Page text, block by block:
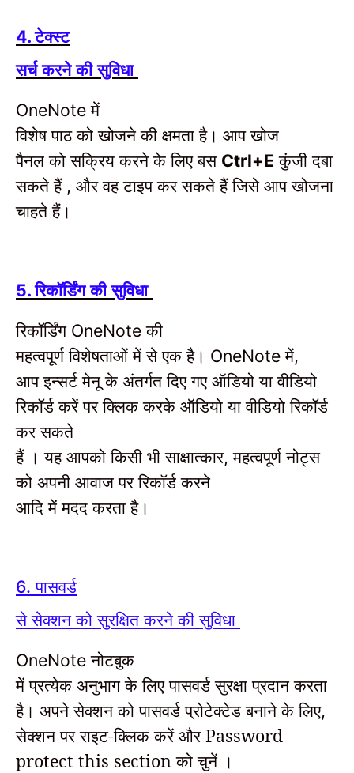
4.टेक्स्ट
सर्च करने की सुविधा
OneNoteमें
विशेष पाठ को खोजने की क्षमता है। आप खोज
पैनल को सक्रिय करने के लिए बस Ctrl+E कुंजी दबा
सकते हैं , और वह टाइप कर सकते हैं जिसे आप खोजना
चाहते हैं।
5.रिकॉर्डिंग की सुविधा
रिकॉर्डिंग OneNoteकी
महत्वपूर्ण विशेषताओं में से एक है। OneNoteमें,
आप इन्सर्ट मेनू के अंतर्गत दिए गए ऑडियो या वीडियो
रिकॉर्ड करें पर क्लिक करके ऑडियो या वीडियो रिकॉर्ड
कर सकते
हैं । यह आपको किसी भी साक्षात्कार,महत्वपूर्ण नोट्स
को अपनी आवाज पर रिकॉर्ड करने
आदि में मदद करता है।
6.पासवर्ड
से सेक्शन को सुरक्षित करने की सुविधा
OneNoteनोटबुक
में प्रत्येक अनुभाग के लिए पासवर्ड सुरक्षा प्रदान करता
है। अपने सेक्शन को पासवर्ड प्रोटेक्टेड बनाने के लिए,
सेक्शन पर राइट-क्लिक करें और Password
protect this section को चुनें ।